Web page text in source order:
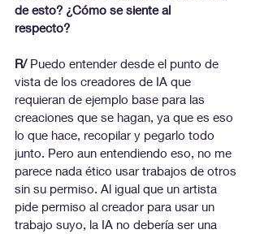
de esto? ¿Cómo se siente al
respecto?
R/ Puedo entender desde el punto de
vista de los creadores de IA que
requieran de ejemplo base para las
creaciones que se hagan, ya que es eso
lo que hace, recopilar y pegarlo todo
junto. Pero aun entendiendo eso, no me
parece nada ético usar trabajos de otros
sin su permiso. Al igual que un artista
pide permiso al creador para usar un
trabajo suyo, la IA no debería ser una